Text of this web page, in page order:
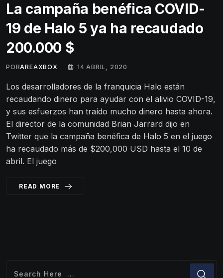
La campaña benéfica COVID-
19 de Halo 5 ya ha recaudado
200.000 $
PORAREAXBOX 14 ABRIL, 2020
Los desarrolladores de la franquicia Halo están
recaudando dinero para ayudar con el alivio COVID-19,
y sus esfuerzos han traído mucho dinero hasta ahora.
El director de la comunidad Brian Jarrard dijo en
Twitter que la campaña benéfica de Halo 5 en el juego
ha recaudado más de $200,000 USD hasta el 10 de
abril. El juego
READ MORE